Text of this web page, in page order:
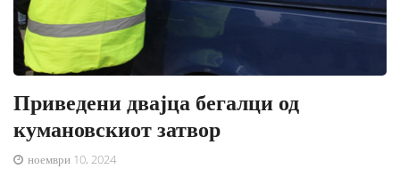
Приведени двајца бегалци од
кумановскиот затвор
ноември 10, 2024